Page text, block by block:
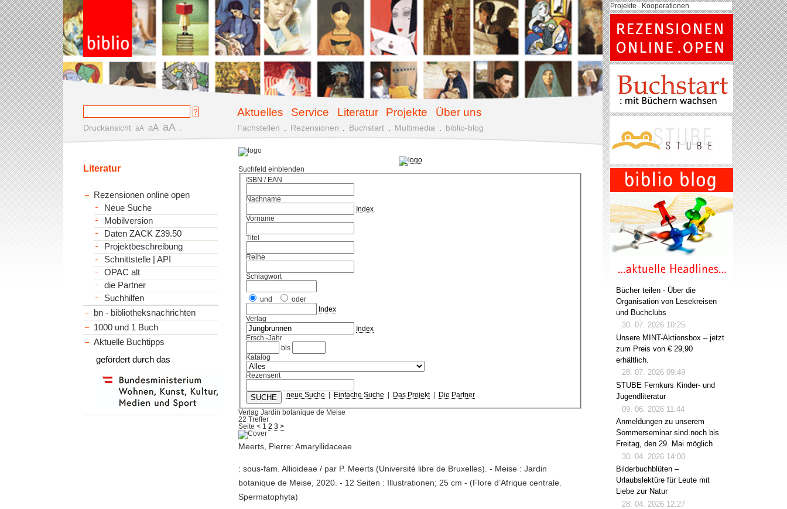
Aktuelles Service Literatur Projekte Über uns
Druckansicht aA aA aA Fachstellen Rezensionen Buchstart Multimedia biblio-blog
Suchfeld einblenden
ISBN / EAN
Nachname
Index
Vorname
Titel
Reihe
Schlagwort
und
oder
Index
Verlag
Index
Ersch.-Jahr
bis
Katalog
Rezensent
neue Suche Einfache Suche Das Projekt| Die Partner
Verlag Jardin botanique de Meise
22 Treffer
Seite< 1 2 3 >
Meerts, Pierre: Amaryllidaceae
: sous-fam. Allioideae / par P. Meerts (Université libre de Bruxelles). - Meise : Jardin
botanique de Meise, 2020. - 12 Seiten : Illustrationen; 25 cm - (Flore d’Afrique centrale.
Spermatophyta)
Literatur
Rezensionen online open
Neue Suche
Mobilversion
Daten ZACK Z39.50
Projektbeschreibung
Schnittstelle | API
OPAC alt
die Partner
Suchhilfen
bn - bibliotheksnachrichten
1000 und 1 Buch
Aktuelle Buchtipps
gefördert durch das
Projekte . Kooperationen
Bücher teilen - Über die
Organisation von Lesekreisen
und Buchclubs
30. 07. 2026 10:25
Unsere MINT-Aktionsbox – jetzt
zum Preis von € 29,90
erhältlich.
28. 07. 2026 09:49
STUBE Fernkurs Kinder- und
Jugendliteratur
09. 06. 2026 11:44
Anmeldungen zu unserem
Sommerseminar sind noch bis
Freitag, den 29. Mai möglich
30. 04. 2026 14:00
Bilderbuchblüten –
Urlaubslektüre für Leute mit
Liebe zur Natur
28. 04. 2026 12:27